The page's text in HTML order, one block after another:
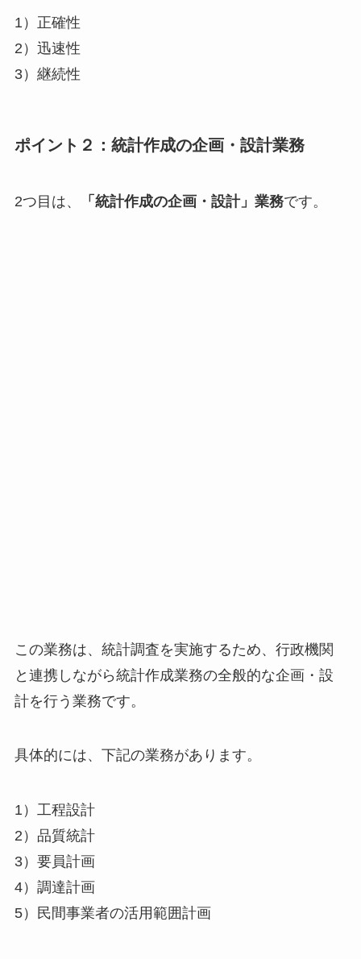
1）正確性
2）迅速性
3）継続性
ポイント２：統計作成の企画・設計業務
2つ目は、 「統計作成の企画・設計」業務です。
この業務は、統計調査を実施するため、行政機関
と連携しながら統計作成業務の全般的な企画・設
計を行う業務です。
具体的には、下記の業務があります。
1）工程設計
2）品質統計
3）要員計画
4）調達計画
5）民間事業者の活用範囲計画